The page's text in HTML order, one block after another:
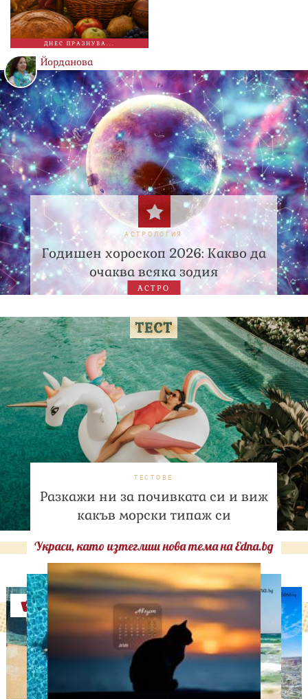
ДНЕС ПРАЗНУВА...
Йорданова
АСТРОЛОГИЯ
Годишен хороскоп 2026: Какво да
очаква всяка зодия
АСТРО
ТЕСТОВЕ
Разкажи ни за почивката си и виж
какъв морски типаж си
Украси, като изтеглиш нова тема на Edna.bg
Оферти
АСТРОЛОГИЯ
Дневен хороскоп за 6
август, четвъртък